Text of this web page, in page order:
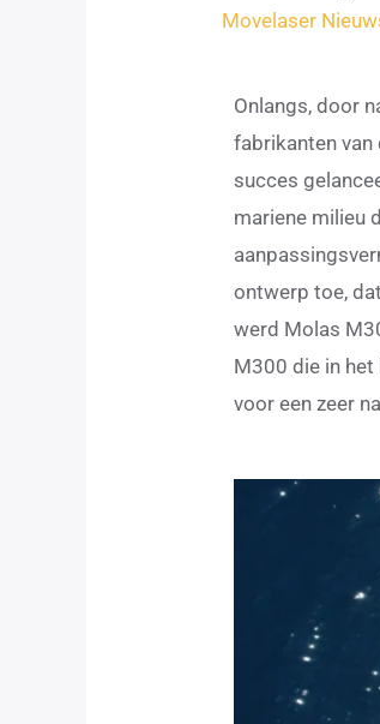
Movelaser
Onlangs, door
fabrikanten
succes
mariene milieu
ontwerp toe,
werd Molas
M300 die in
voor een zeer